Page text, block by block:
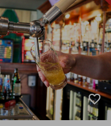
favorite_border